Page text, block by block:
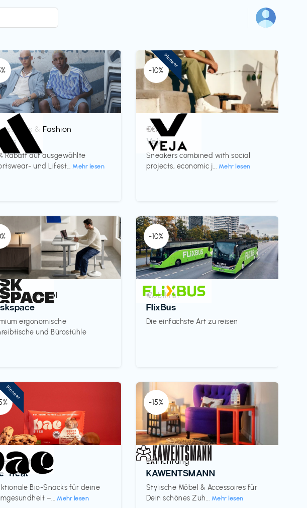
& Fashion
Rabatt auf ausgewählte
und Lifest...Mehr lesen
-10%
Schuhe
Veja
Sneakers combined with social
projects, economic j... Mehr lesen
€€‎
Pioneer
Möbel
ergonomische
und Bürostühle
-10%
Mobilität
FlixBus
Die einfachste Art zu reisen
€‎
Treat
Bio-Snacks für deine
–...Mehr lesen
Pioneer
-15%
Einrichtung
KAWENTSMANN
Stylische Möbel & Accessoires für
Dein schönes Zuh... Mehr lesen
€€‎